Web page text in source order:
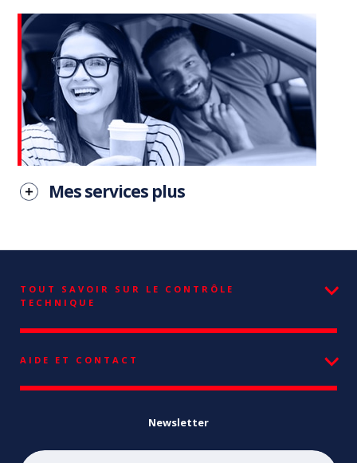
Mes services plus
TOUT SAVOIR SUR LE CONTRÔLE
TECHNIQUE
AIDE ET CONTACT
Newsletter